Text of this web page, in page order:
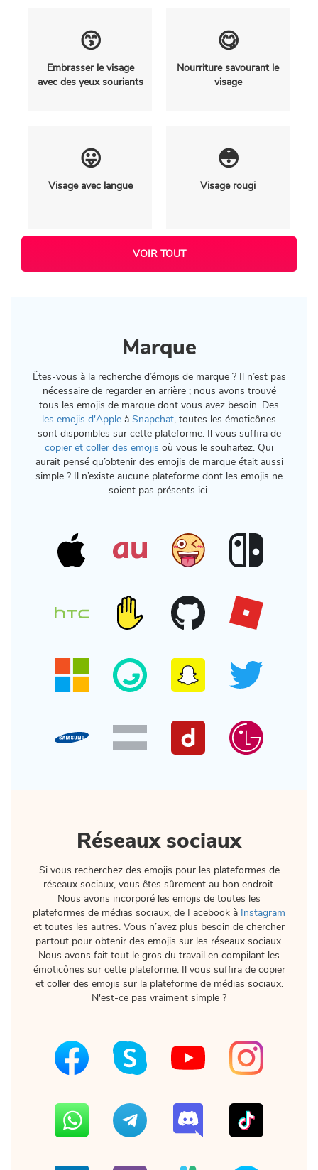
😙
Embrasser le visage
avec des yeux souriants
😋
Nourriture savourant le
visage
😛
Visage avec langue
😳
Visage rougi
VOIR TOUT
Marque
Êtes-vous à la recherche d’émojis de marque ? Il n’est pas
nécessaire de regarder en arrière ; nous avons trouvé
tous les emojis de marque dont vous avez besoin. Des
les emojis d'Apple à Snapchat, toutes les émoticônes
sont disponibles sur cette plateforme. Il vous suffira de
copier et coller des emojis où vous le souhaitez. Qui
aurait pensé qu’obtenir des emojis de marque était aussi
simple ? Il n’existe aucune plateforme dont les emojis ne
soient pas présents ici.
Réseaux sociaux
Si vous recherchez des emojis pour les plateformes de
réseaux sociaux, vous êtes sûrement au bon endroit.
Nous avons incorporé les emojis de toutes les
plateformes de médias sociaux, de Facebook à Instagram
et toutes les autres. Vous n’avez plus besoin de chercher
partout pour obtenir des emojis sur les réseaux sociaux.
Nous avons fait tout le gros du travail en compilant les
émoticônes sur cette plateforme. Il vous suffira de copier
et coller des emojis sur la plateforme de médias sociaux.
N'est-ce pas vraiment simple ?